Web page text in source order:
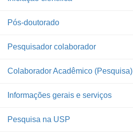
Pós-doutorado
Pesquisador colaborador
Colaborador Acadêmico (Pesquisa)
Informações gerais e serviços
Pesquisa na USP